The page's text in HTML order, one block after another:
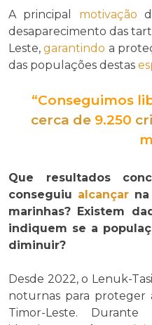
A principal motivação
desaparecimento das
Leste,garantindo a
das populações destas
“Conseguimos
cerca de 9.250
Que resultados
conseguiu alcançar
marinhas? Existem
indiquem se a
diminuir?
Desde 2022, o Lenuk-
noturnas para proteger
Timor-Leste.